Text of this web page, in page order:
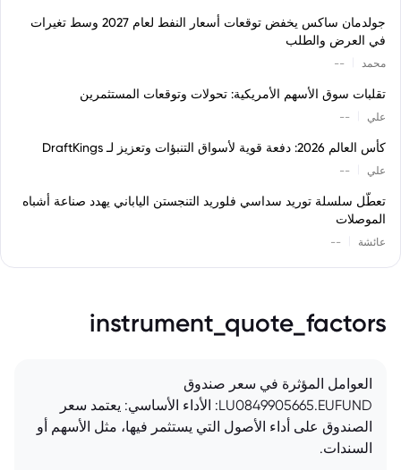
جولدمان ساكس يخفض توقعات أسعار النفط لعام 2027 وسط تغيرات
في العرض والطلب
محمد --
تقلبات سوق الأسهم الأمريكية: تحولات وتوقعات المستثمرين
علي --
كأس العالم 2026: دفعة قوية لأسواق التنبؤات وتعزيز لـ DraftKings
علي --
تعطّل سلسلة توريد سداسي فلوريد التنجستن الياباني يهدد صناعة أشباه
الموصلات
عائشة --
instrument_quote_factors
العوامل المؤثرة في سعر صندوق
LU0849905665.EUFUND: الأداء الأساسي: يعتمد سعر
الصندوق على أداء الأصول التي يستثمر فيها، مثل الأسهم أو
السندات.